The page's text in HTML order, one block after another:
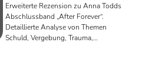
Erweiterte Rezension zu Anna Todds
Abschlussband „After Forever“.
Detaillierte Analyse von Themen
Schuld, Vergebung, Trauma,